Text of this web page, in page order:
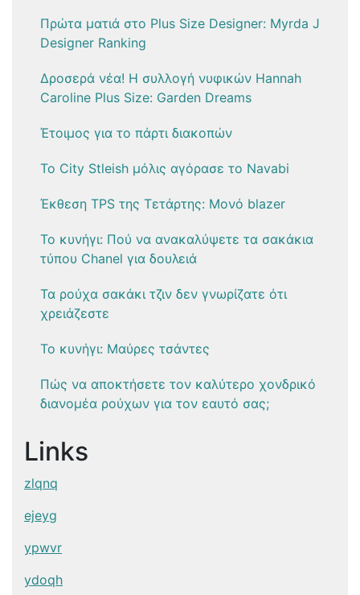
Πρώτα ματιά στο Plus Size Designer: Myrda J
Designer Ranking
Δροσερά νέα! Η συλλογή νυφικών Hannah
Caroline Plus Size: Garden Dreams
Έτοιμος για το πάρτι διακοπών
Το City Stleish μόλις αγόρασε το Navabi
Έκθεση TPS της Τετάρτης: Μονό blazer
Το κυνήγι: Πού να ανακαλύψετε τα σακάκια
τύπου Chanel για δουλειά
Τα ρούχα σακάκι τζιν δεν γνωρίζατε ότι
χρειάζεστε
Το κυνήγι: Μαύρες τσάντες
Πώς να αποκτήσετε τον καλύτερο χονδρικό
διανομέα ρούχων για τον εαυτό σας;
Links
zlqnq
ejeyg
ypwvr
ydoqh